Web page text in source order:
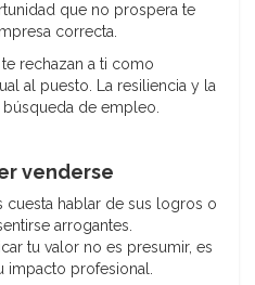
que no prospera te
correcta.
rechazan a ti como
al puesto. La resiliencia y la
de empleo.
venderse
hablar de sus logros o
arrogantes.
tu valor no es presumir, es
impacto profesional.